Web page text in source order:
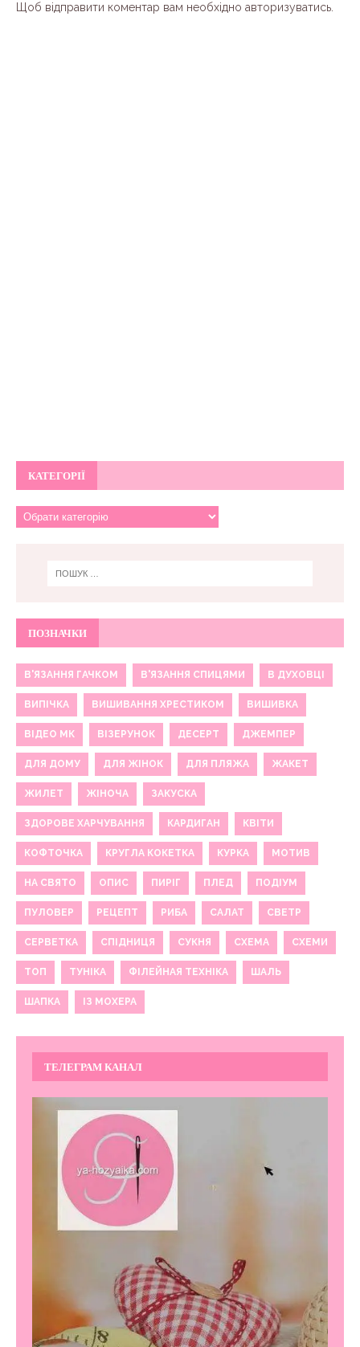
Щоб відправити коментар вам необхідно авторизуватись.
КАТЕГОРІЇ
ПОЗНАЧКИ
В'ЯЗАННЯ ГАЧКОМ В'ЯЗАННЯ СПИЦЯМИ В ДУХОВЦІ
ВИПІЧКА ВИШИВАННЯ ХРЕСТИКОМ ВИШИВКА
ВІДЕО МК ВІЗЕРУНОК ДЕСЕРТ ДЖЕМПЕР
ДЛЯ ДОМУ ДЛЯ ЖІНОК ДЛЯ ПЛЯЖА ЖАКЕТ
ЖИЛЕТ ЖІНОЧА ЗАКУСКА
ЗДОРОВЕ ХАРЧУВАННЯ КАРДИГАН КВІТИ
КОФТОЧКА КРУГЛА КОКЕТКА КУРКА МОТИВ
НА СВЯТО ОПИС ПИРІГ ПЛЕД ПОДІУМ
ПУЛОВЕР РЕЦЕПТ РИБА САЛАТ СВЕТР
СЕРВЕТКА СПІДНИЦЯ СУКНЯ СХЕМА СХЕМИ
ТОП ТУНІКА ФІЛЕЙНАЯ ТЕХНІКА ШАЛЬ
ШАПКА ІЗ МОХЕРА
ТЕЛЕГРАМ КАНАЛ